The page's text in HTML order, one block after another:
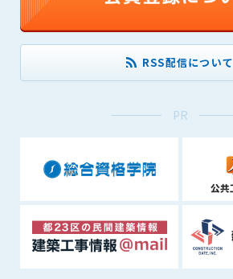
RSS配信について
PR
を、営利を目的として第三者に転売し
恐れのあるものは、会員の承諾なく削除で
(2) 建設資料館の運営および保守管理上、
(3) 広告掲載料金の支払が遅延した場合
(4) その他、管理者が不適当と判断した場
第8条（サービスの変更・中止等）
管理者は、会員の承諾なく、本サービス内